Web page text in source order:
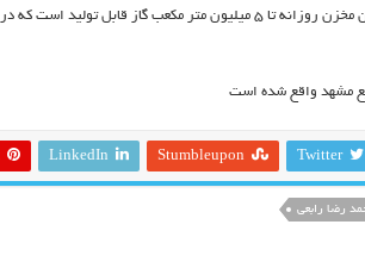
می‌باشد.درحال حاضر از ۵ حلقه چاه تولیــدی از این مخزن روزانه تا ۵ میلیون متر مکعب گاز
مشهد واقع شده است
Twitter
Stumbleupon
LinkedIn
رضا رابعی